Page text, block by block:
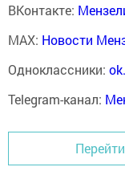
ВКонтакте:
MAX: Новости
Одноклассники:
Telegram-канал: